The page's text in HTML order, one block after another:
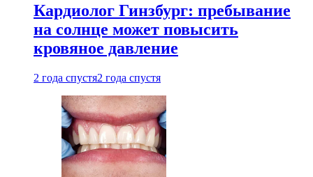
Кардиолог Гинзбург: пребывание
на солнце может повысить
кровяное давление
2 года спустя2 года спустя